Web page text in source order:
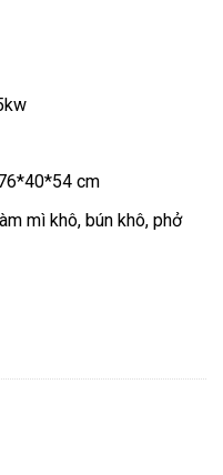
cm
mì khô, bún khô, phở